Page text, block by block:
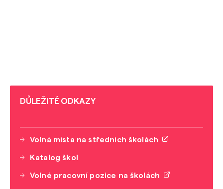
DŮLEŽITÉ ODKAZY
Volná místa na středních školách
Katalog škol
Volné pracovní pozice na školách